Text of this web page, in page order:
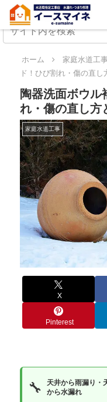
ホーム 家庭水道工事
ド！ひび割れ・傷の直
陶器洗面ボウル
れ・傷の直し方
家庭水道工事
X
Pinterest
🔧
天井から雨漏り・
から水漏れ